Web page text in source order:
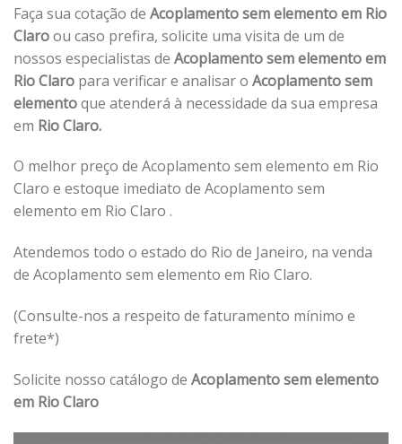
Faça sua cotação de Acoplamento sem elemento em Rio
Claroou caso prefira, solicite uma visita de um de
nossos especialistas de Acoplamento sem elemento em
Rio Claro para verificar e analisar o Acoplamento sem
elementoque atenderá à necessidade da sua empresa
em Rio Claro.
O melhor preço de Acoplamento sem elemento em Rio
Claro e estoque imediato de Acoplamento sem
elemento em Rio Claro .
Atendemos todo o estado do Rio de Janeiro, na venda
de Acoplamento sem elemento em Rio Claro.
(Consulte-nos a respeito de faturamento mínimo e
frete*)
Solicite nosso catálogo de Acoplamento sem elemento
em Rio Claro